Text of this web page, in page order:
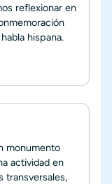
reflexionar en
hispana.
monumento
actividad en
transversales,